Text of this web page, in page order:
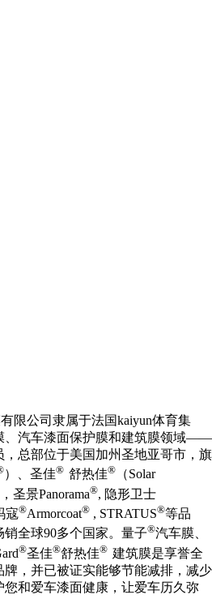
限公司隶属于法国kaiyun体育集
、汽车漆面保护膜和建筑膜领域——
总部位于美国加州圣地亚哥市，旗
）、圣佳® 舒热佳® （Solar
圣景Panorama®, 隐形卫士
寇®Armorcoat® , STRATUS®等品
全球90多个国家。量子®汽车膜、
®圣佳®舒热佳® 建筑膜是享誉全
，并已被证实能够节能减排，减少
和爱车漆面健康，让爱车历久弥